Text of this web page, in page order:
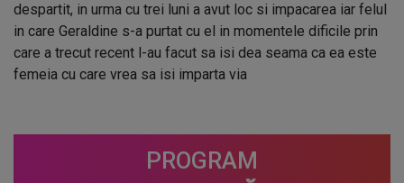
despartit, in urma cu trei luni a avut loc si impacarea iar felul
in care Geraldine s-a purtat cu el in momentele dificile prin
care a trecut recent l-au facut sa isi dea seama ca ea este
femeia cu care vrea sa isi imparta via
PROGRAM